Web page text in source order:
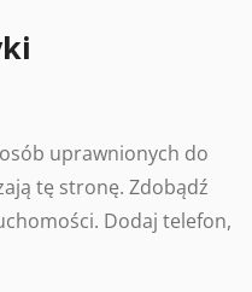
uprawnionych do
tę stronę. Zdobądź
Dodaj telefon,